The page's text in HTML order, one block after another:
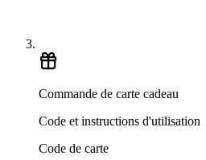
Commande de carte cadeau
Code et instructions d'utilisation
Code de carte